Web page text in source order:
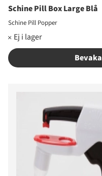
Schine Pill Box Large Blå
Schine Pill Popper
Bevaka